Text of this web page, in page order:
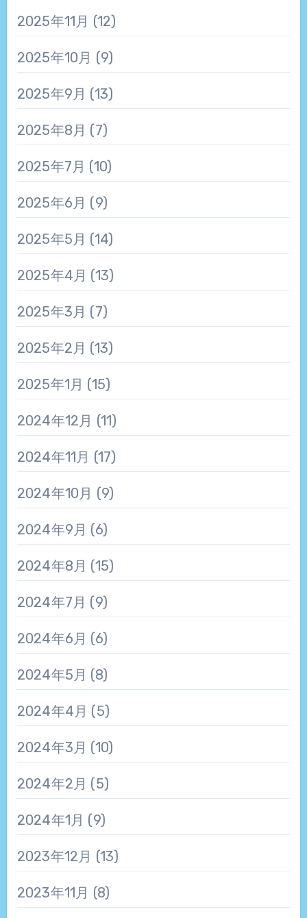
2025年11月 (12)
2025年10月 (9)
2025年9月 (13)
2025年8月 (7)
2025年7月 (10)
2025年6月 (9)
2025年5月 (14)
2025年4月 (13)
2025年3月 (7)
2025年2月 (13)
2025年1月 (15)
2024年12月 (11)
2024年11月 (17)
2024年10月 (9)
2024年9月 (6)
2024年8月 (15)
2024年7月 (9)
2024年6月 (6)
2024年5月 (8)
2024年4月 (5)
2024年3月 (10)
2024年2月 (5)
2024年1月 (9)
2023年12月 (13)
2023年11月 (8)